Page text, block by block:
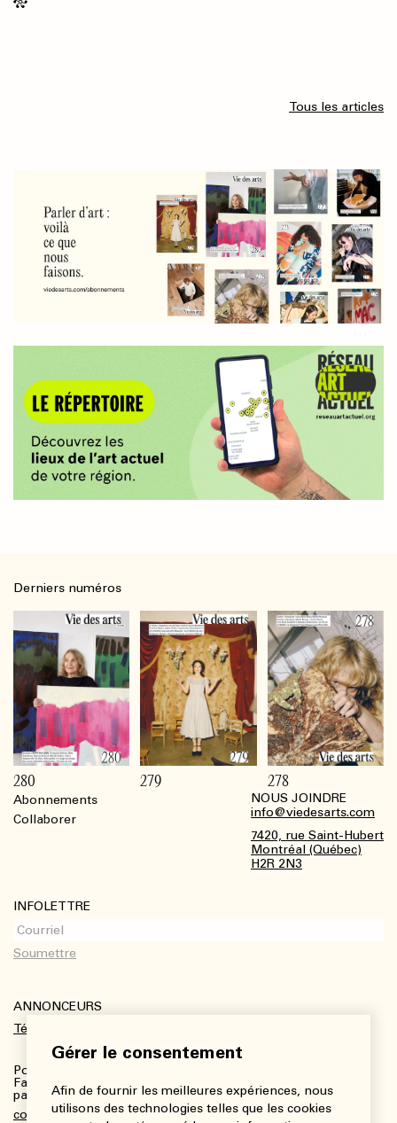
Gérer le consentement
Afin de fournir les meilleures expériences, nous
utilisons des technologies telles que les cookies
Tous les articles
Abonnements
Collaborer
NOUS JOINDRE
info@viedesarts.com
7420, rue Saint-Hubert
Montréal (Québec)
H2R 2N3
INFOLETTRE
ANNONCEURS
Télécharger le kit média
Pour plus de renseignements :
Fanny Charbonneau, Responsable des communications,
partenariats et publicités
communications@viedesarts.com
Derniers numéros
280 279 278